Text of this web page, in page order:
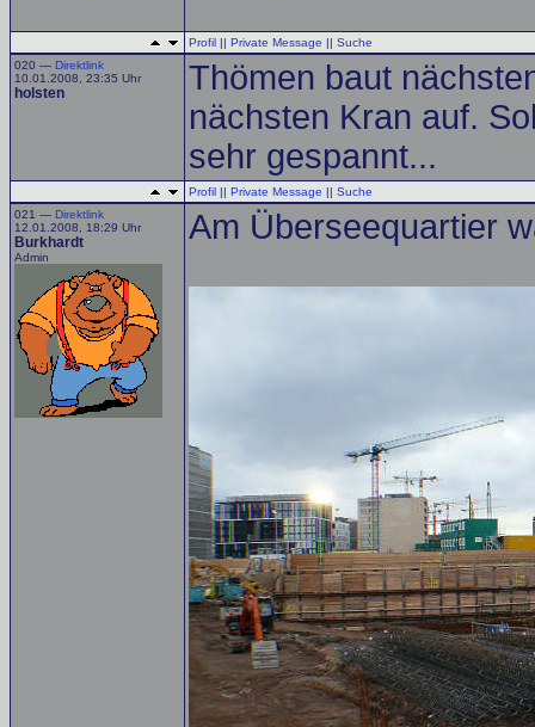
Profil || Private Message || Suche
020 — Direktlink
10.01.2008, 23:35 Uhr
holsten
Thömen baut
nächsten Kran auf.
sehr gespannt...
Profil || Private Message || Suche
021 — Direktlink
12.01.2008, 18:29 Uhr
Burkhardt
Admin
Am Überseequartier